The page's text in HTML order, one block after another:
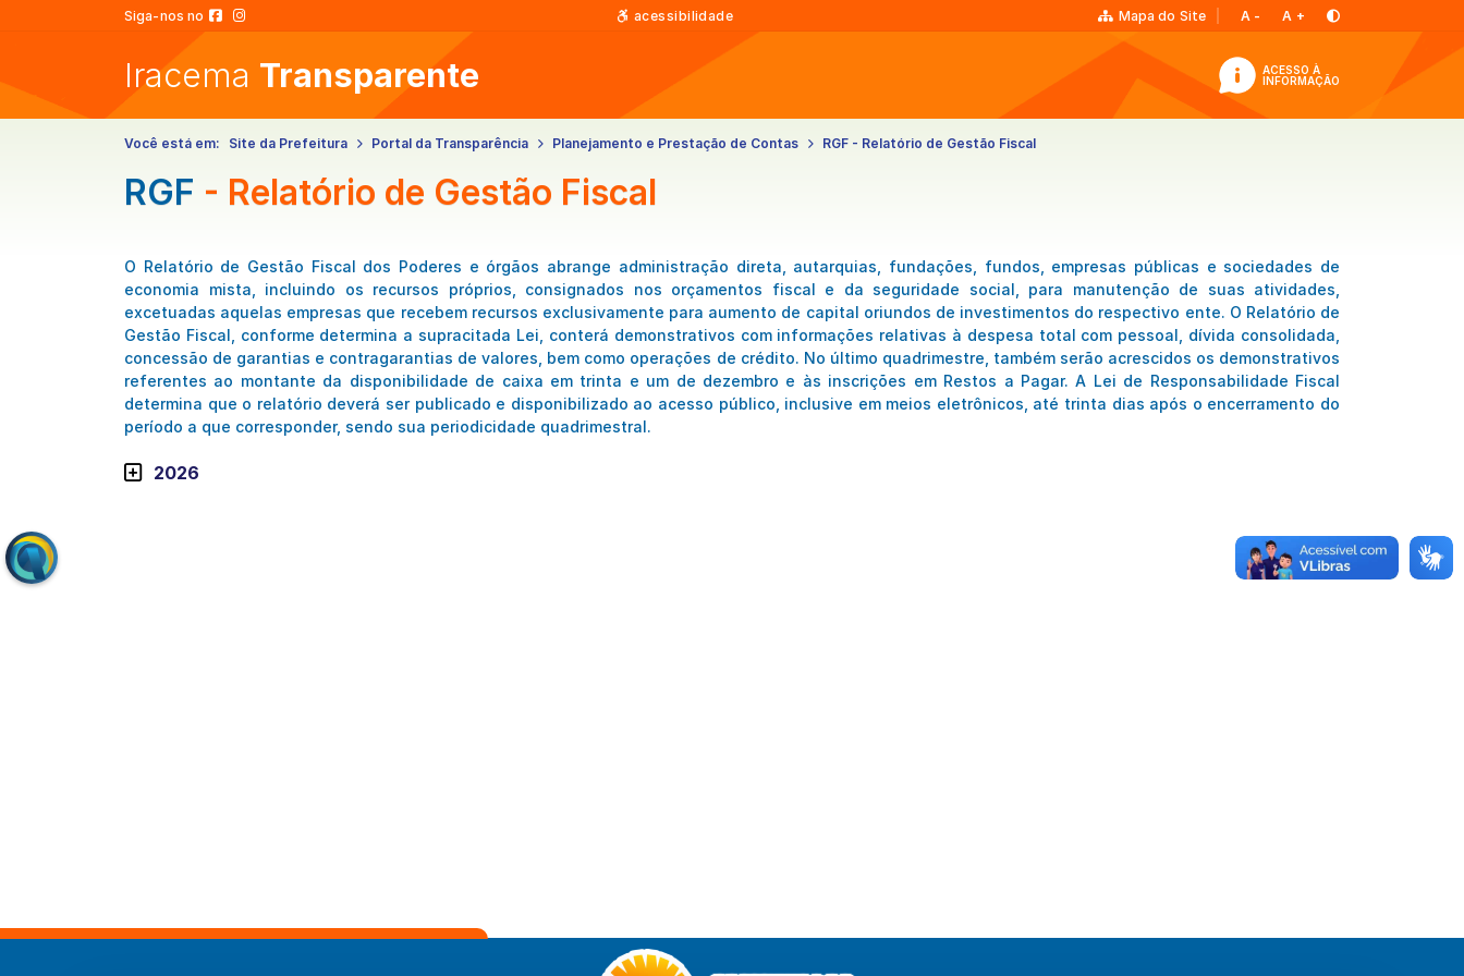
Siga-nos no acessibilidade Mapa do Site A - A +
Iracema Transparente
ACESSO À
INFORMAÇÃO
Você está em: Site da Prefeitura Portal da Transparência Planejamento e Prestação de Contas RGF - Relatório de Gestão Fiscal
RGF - Relatório de Gestão Fiscal
O Relatório de Gestão Fiscal dos Poderes e órgãos abrange administração direta, autarquias, fundações, fundos, empresas públicas e sociedades de
economia mista, incluindo os recursos próprios, consignados nos orçamentos fiscal e da seguridade social, para manutenção de suas atividades,
excetuadas aquelas empresas que recebem recursos exclusivamente para aumento de capital oriundos de investimentos do respectivo ente. O Relatório de
Gestão Fiscal, conforme determina a supracitada Lei, conterá demonstrativos com informações relativas à despesa total com pessoal, dívida consolidada,
concessão de garantias e contragarantias de valores, bem como operações de crédito. No último quadrimestre, também serão acrescidos os demonstrativos
referentes ao montante da disponibilidade de caixa em trinta e um de dezembro e às inscrições em Restos a Pagar. A Lei de Responsabilidade Fiscal
determina que o relatório deverá ser publicado e disponibilizado ao acesso público, inclusive em meios eletrônicos, até trinta dias após o encerramento do
período a que corresponder, sendo sua periodicidade quadrimestral.
2026